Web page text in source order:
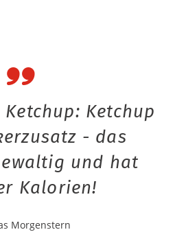
Ketchup
- das
und hat
Kalorien!
Morgenstern